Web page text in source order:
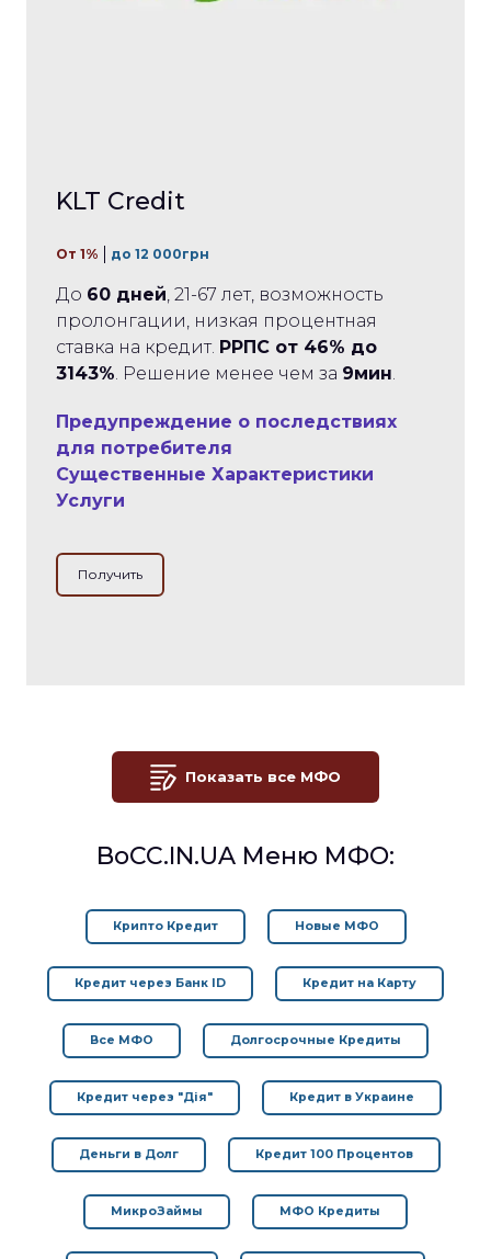
KLT Credit
От 1% до 12 000грн
До 60 дней, 21-67 лет, возможность
пролонгации, низкая процентная
ставка на кредит. РРПС от 46% до
3143%. Решение менее чем за 9мин.
Предупреждение о последствиях
для потребителя
Существенные Характеристики
Услуги
Получить
Показать все МФО
BoCC.IN.UA Меню МФО:
Крипто Кредит Новые МФО
Кредит через Банк ID Кредит на Карту
Все МФО Долгосрочные Кредиты
Кредит через "Дія" Кредит в Украине
Деньги в Долг Кредит 100 Процентов
МикроЗаймы МФО Кредиты